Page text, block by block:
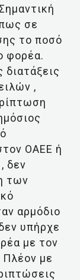
πως σε
το ποσό
φορέα.
,
ΟΑΕΕ ή
δεν
των
αρμόδιο
υπήρχε
με τον
Πλέον με